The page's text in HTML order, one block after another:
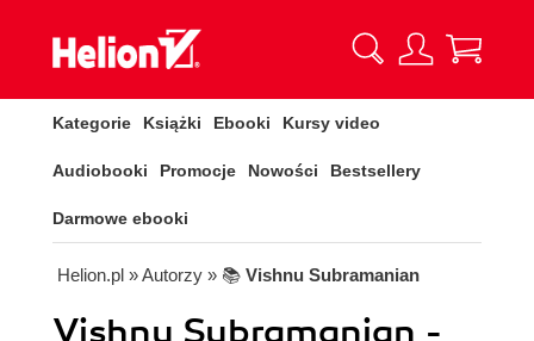
Kategorie Książki Ebooki Kursy video
Audiobooki Promocje Nowości Bestsellery
Darmowe ebooki
Helion.pl » Autorzy » 📚 Vishnu Subramanian
Vishnu Subramanian -